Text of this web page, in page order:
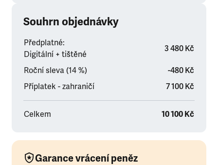
Souhrn objednávky
Předplatné:
Digitální + tištěné
3 480 Kč
Roční sleva (14 %)
-480 Kč
Příplatek - zahraničí
7 100 Kč
Celkem 10 100 Kč
Garance vrácení peněz